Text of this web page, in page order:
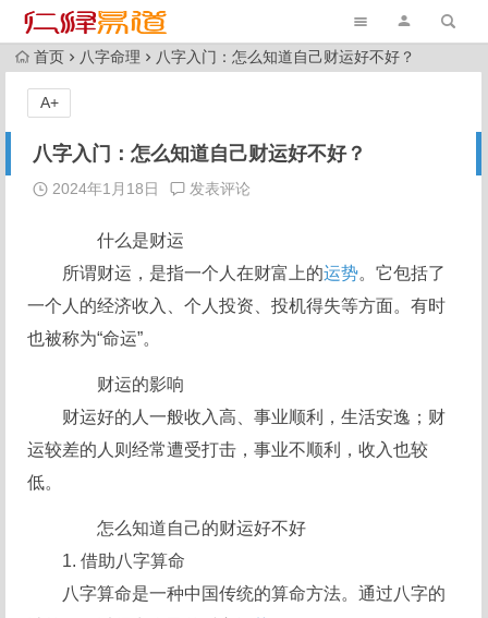
首页 八字命理 八字入门：怎么知道自己财运好不好？
八字入门：怎么知道自己财运好不好？
2024年1月18日 发表评论
什么是财运
所谓财运，是指一个人在财富上的运势。它包括了
一个人的经济收入、个人投资、投机得失等方面。有时
也被称为“命运”。
财运的影响
财运好的人一般收入高、事业顺利，生活安逸；财
运较差的人则经常遭受打击，事业不顺利，收入也较
低。
怎么知道自己的财运好不好
1. 借助八字算命
八字算命是一种中国传统的算命方法。通过八字的
A+